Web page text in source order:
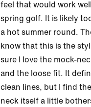
feel that would work
spring golf. It is likely
a hot summer round.
know that this is the
sure I love the mock-
and the loose fit. It
clean lines, but I find
neck itself a little